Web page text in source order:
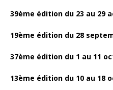
39ème édition du 23 au 29
19ème édition du 28
37ème édition du 1 au 11
13ème édition du 10 au 18